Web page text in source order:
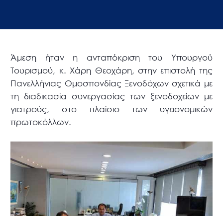
Άμεση ήταν η ανταπόκριση του Υπουργού
Τουρισμού, κ. Χάρη Θεοχάρη, στην επιστολή της
Πανελλήνιας Ομοσπονδίας Ξενοδόχων σχετικά με
τη διαδικασία συνεργασίας των ξενοδοχείων με
γιατρούς, στο πλαίσιο των υγειονομικών
πρωτοκόλλων.